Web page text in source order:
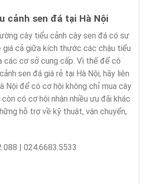
cảnh sen đá tại Hà Nội
cây tiểu cảnh cây sen đá có sự
giá cả giữa kích thước các chậu tiểu
các cơ sở cung cấp. Vì thế để có
sen đá giá rẻ tại Hà Nội, hãy liên
Nội để có cơ hội không chỉ mua cây
có cơ hội nhận nhiều ưu đãi khác
hỗ trợ về kỹ thuật, vận chuyển,
| 024.6683.5533